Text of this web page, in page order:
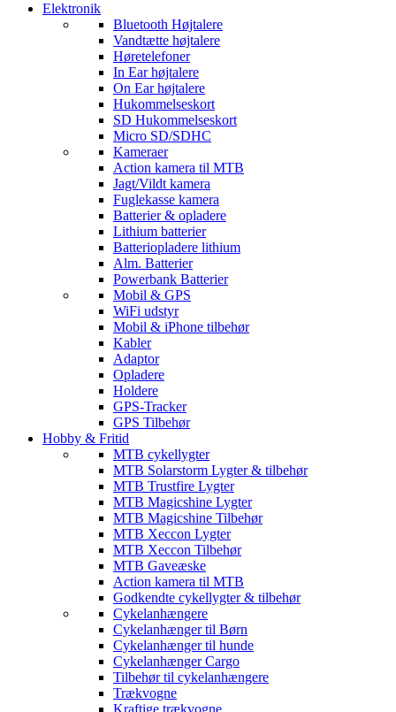
Elektronik
Bluetooth Højtalere
Vandtætte højtalere
Høretelefoner
In Ear højtalere
On Ear højtalere
Hukommelseskort
SD Hukommelseskort
Micro SD/SDHC
Kameraer
Action kamera til MTB
Jagt/Vildt kamera
Fuglekasse kamera
Batterier & opladere
Lithium batterier
Batteriopladere lithium
Alm. Batterier
Powerbank Batterier
Mobil & GPS
WiFi udstyr
Mobil & iPhone tilbehør
Kabler
Adaptor
Opladere
Holdere
GPS-Tracker
GPS Tilbehør
Hobby & Fritid
MTB cykellygter
MTB Solarstorm Lygter & tilbehør
MTB Trustfire Lygter
MTB Magicshine Lygter
MTB Magicshine Tilbehør
MTB Xeccon Lygter
MTB Xeccon Tilbehør
MTB Gaveæske
Action kamera til MTB
Godkendte cykellygter & tilbehør
Cykelanhængere
Cykelanhænger til Børn
Cykelanhænger til hunde
Cykelanhænger Cargo
Tilbehør til cykelanhængere
Trækvogne
Kraftige trækvogne